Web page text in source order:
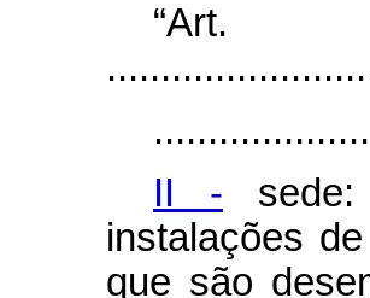
II -
instalações
que são